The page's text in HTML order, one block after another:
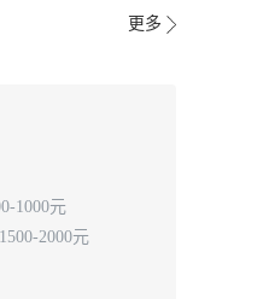
更多
1000元
1500-2000元